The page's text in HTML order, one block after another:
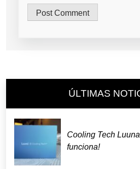
ÚLTIMAS
Cooling Tech
funciona!